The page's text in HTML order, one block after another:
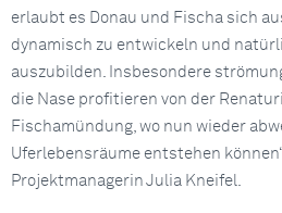
erlaubt es Donau und Fischa sich
dynamisch zu entwickeln und
auszubilden. Insbesondere
die Nase profitieren von der
Fischamündung, wo nun wieder
Uferlebensräume entstehen
Projektmanagerin Julia Kneifel.